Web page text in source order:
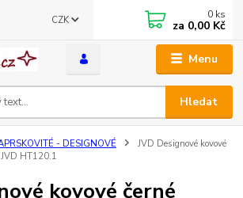
Menu
CZK
Hledat
0 ks
za 0,00 Kč
- DESIGNOVÉ
JVD Designové kovové
HT120.1
kovové černé